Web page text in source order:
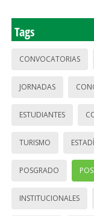
Tags
CONVOCATORIAS
JORNADAS
ESTUDIANTES
TURISMO
POSGRADO
INSTITUCIONALES